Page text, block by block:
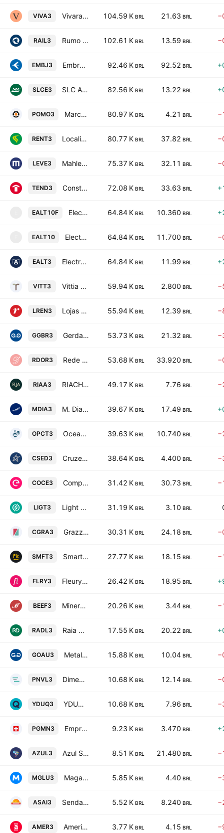
VIVA3 Vivara Participacoes SA 104.59 K BRL 21.63 BRL
RAIL3 Rumo SA 102.61 K BRL 13.59 BRL
EMBJ3 Embraer S.A. 92.46 K BRL 92.52 BRL
SLCE3 SLC Agricola S.A. 82.56 K BRL 13.22 BRL
POMO3 Marcopolo SA 80.97 K BRL 4.21 BRL
RENT3 Localiza Rent A Car SA 80.77 K BRL 37.82 BRL
LEVE3 Mahle-Metal Leve S.A. 75.37 K BRL 32.11 BRL
TEND3 Construtora Tenda SA 72.08 K BRL 33.63 BRL
EALT10F Electro Aco Altona SA 64.84 K BRL 10.360 BRL
EALT10 Electro Aco Altona SA 64.84 K BRL 11.700 BRL
EALT3 Electro Aco Altona SA 64.84 K BRL 11.99 BRL
VITT3 Vittia S.A. 59.94 K BRL 2.800 BRL
LREN3 Lojas Renner S.A. 55.94 K BRL 12.39 BRL
GGBR3 Gerdau S.A. 53.73 K BRL 21.32 BRL
RDOR3 Rede D'Or Sao Luiz SA 53.68 K BRL 33.920 BRL
RIAA3 RIACHUELO 49.17 K BRL 7.76 BRL
MDIA3 M. Dias Branco SA Industria e Comercio de Alimentos 39.67 K BRL 17.49 BRL
OPCT3 OceanPact Servicos Maritimos SA 39.63 K BRL 10.740 BRL
CSED3 Cruzeiro do Sul Educacional SA 38.64 K BRL 4.400 BRL
COCE3 Companhia Energetica do Ceara-COELCE 31.42 K BRL 30.73 BRL
LIGT3 Light S.A. 31.19 K BRL 3.10 BRL
CGRA3 Grazziotin S.A. 30.31 K BRL 24.18 BRL
SMFT3 Smartfit Escola de Ginastica e Danca SA 27.77 K BRL 18.15 BRL
FLRY3 Fleury SA 26.42 K BRL 18.95 BRL
BEEF3 Minerva S.A. 20.26 K BRL 3.44 BRL
RADL3 Raia Drogasil S.A. 17.55 K BRL 20.22 BRL
GOAU3 Metalurgica Gerdau S.A. 15.88 K BRL 10.04 BRL
PNVL3 Dimed S.A. Distribuidora de Medicamentos 10.68 K BRL 12.14 BRL
YDUQ3 YDUQS Participacoes SA 10.68 K BRL 7.96 BRL
PGMN3 Empreendimentos Pague Menos SA 9.23 K BRL 3.470 BRL
AZUL3 Azul S.A. 8.51 K BRL 21.480 BRL
MGLU3 Magazine Luiza S.A. 5.85 K BRL 4.40 BRL
ASAI3 Sendas Distribuidora SA 5.52 K BRL 8.240 BRL
AMER3 Americanas SA 3.77 K BRL 4.15 BRL